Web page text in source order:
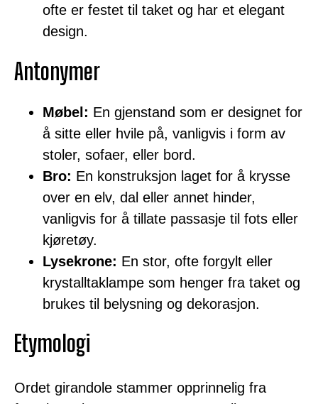
ofte er festet til taket og har et elegant
design.
Antonymer
Møbel: En gjenstand som er designet for
å sitte eller hvile på, vanligvis i form av
stoler, sofaer, eller bord.
Bro: En konstruksjon laget for å krysse
over en elv, dal eller annet hinder,
vanligvis for å tillate passasje til fots eller
kjøretøy.
Lysekrone: En stor, ofte forgylt eller
krystalltaklampe som henger fra taket og
brukes til belysning og dekorasjon.
Etymologi
Ordet girandole stammer opprinnelig fra